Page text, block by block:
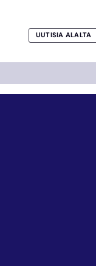
UUTISIA ALALTA